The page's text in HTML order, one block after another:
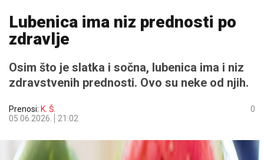
Lubenica ima niz prednosti po
zdravlje
Osim što je slatka i sočna, lubenica ima i niz
zdravstvenih prednosti. Ovo su neke od njih.
Prenosi: K. Š.
05.06.2026.
21:02
0